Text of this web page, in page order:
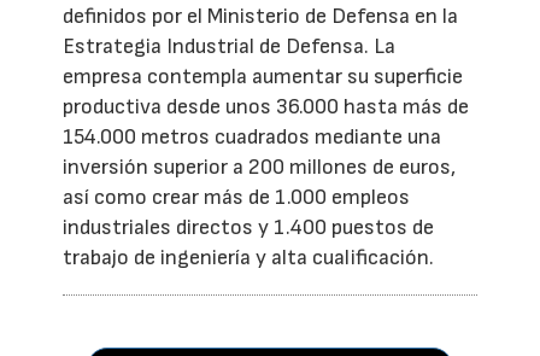
definidos por el Ministerio de Defensa en la
Estrategia Industrial de Defensa. La
empresa contempla aumentar su superficie
productiva desde unos 36.000 hasta más de
154.000 metros cuadrados mediante una
inversión superior a 200 millones de euros,
así como crear más de 1.000 empleos
industriales directos y 1.400 puestos de
trabajo de ingeniería y alta cualificación.